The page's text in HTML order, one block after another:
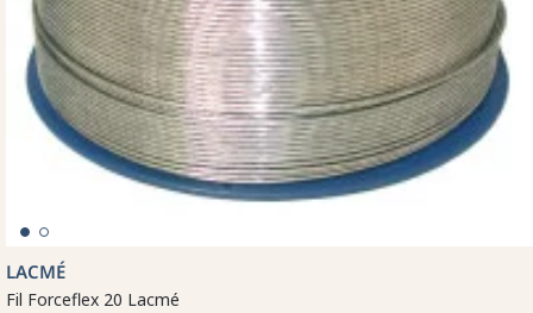
LACMÉ
Fil Forceflex 20 Lacmé